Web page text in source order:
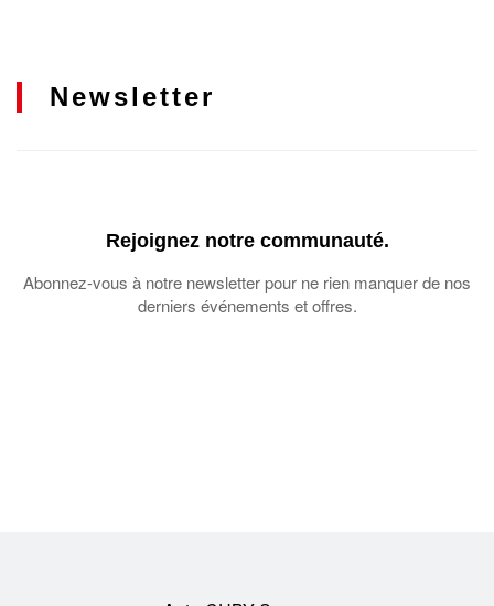
Newsletter
Rejoignez notre communauté.
Abonnez-vous à notre newsletter pour ne rien manquer de nos
derniers événements et offres.